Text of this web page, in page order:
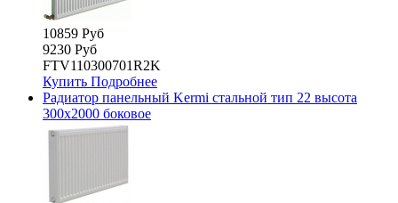
10859 Руб
9230 Руб
FTV110300701R2K
Купить Подробнее
Радиатор панельный Kermi стальной тип 22 высота
300х2000 боковое